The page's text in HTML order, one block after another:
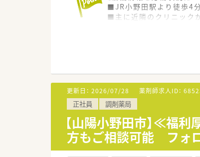
■JR小野田駅より徒歩4
■主に近隣のクリニック
■今回は、店舗体制の維
■患者様とのコミュニケ
■協調性があり、スタッ
【法人特徴について】
■山口県を中心に30店舗
■「くるみん」認定や「
■有給休暇取得率は90％
更新日： 2026/07/28 薬剤師求人ID：
正社員 調剤薬局
【山陽小野田市】≪福
方もご相談可能 フォ